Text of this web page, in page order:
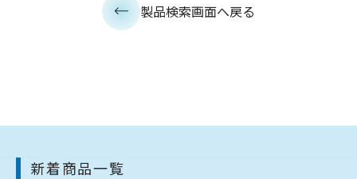
製品検索画面へ戻る
新着商品一覧